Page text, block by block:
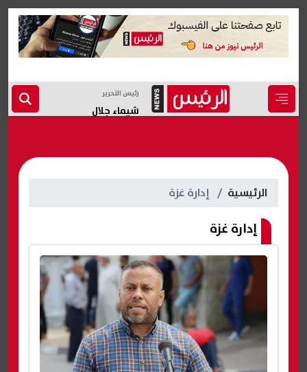
رئيس التحرير
شيماء جلال
الرئيسية إدارة غزة
إدارة غزة